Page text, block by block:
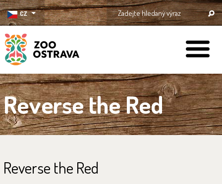
CZ
ZOO Ostrava
Reverse the Red
Reverse the Red